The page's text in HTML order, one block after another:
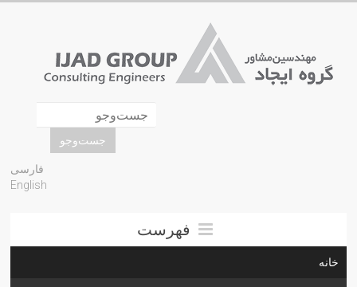
فارسی
English
فهرست
خانه